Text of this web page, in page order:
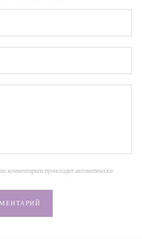
комментариев происходит автоматически